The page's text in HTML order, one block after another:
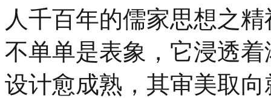
人千百年的儒家思想之
不单单是表象，它浸透
设计愈成熟，其审美取